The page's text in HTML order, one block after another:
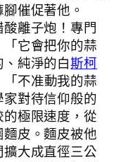
催促著他。
酸離子炮！專門
它會把你的蒜
純淨的白斯柯
不准動我的蒜
對待信仰般的
極限速度，從
皮。麵皮被他
大成直徑三公